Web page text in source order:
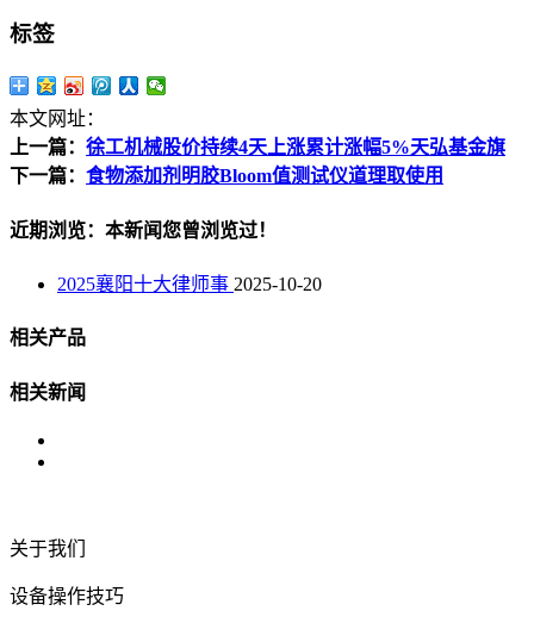
标签
本文网址：
上一篇： 徐工机械股价持续4天上涨累计涨幅5%天弘基金旗
下一篇： 食物添加剂明胶Bloom值测试仪道理取使用
近期浏览：本新闻您曾浏览过！
2025襄阳十大律师事 2025-10-20
相关产品
相关新闻
关于我们
设备操作技巧